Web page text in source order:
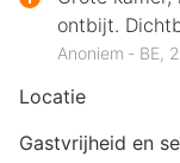
Locatie
Gastvrijheid en
ontbijt.
Anoniem ‐ BE,